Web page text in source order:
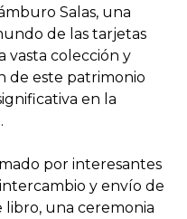
Salas, una
de las tarjetas
vasta colección y
de este patrimonio
en la
por interesantes
y envío de
libro, una ceremonia